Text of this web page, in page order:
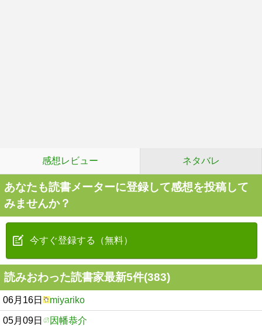
感想レビュー ネタバレ
あなたも読書メーターに登録して感想を投稿して
みませんか？
今すぐ登録する（無料）
読みおわった読書家最新5件(383)
06月16日 miyariko
05月09日 因幡恭介